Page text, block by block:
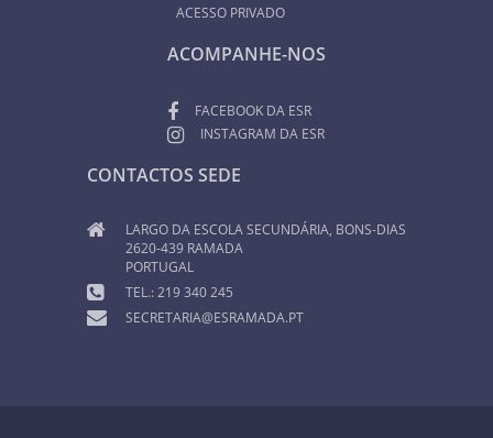
ACESSO PRIVADO
ACOMPANHE-NOS
FACEBOOK DA ESR
INSTAGRAM DA ESR
CONTACTOS SEDE
LARGO DA ESCOLA SECUNDÁRIA, BONS-DIAS
2620-439 RAMADA
PORTUGAL
TEL.: 219 340 245
SECRETARIA@ESRAMADA.PT